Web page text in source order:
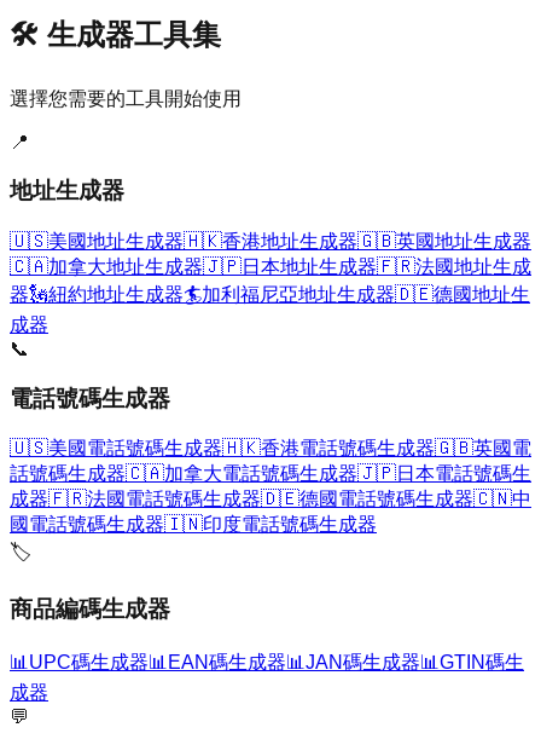
🛠️ 生成器工具集
選擇您需要的工具開始使用
📍
地址生成器
🇺🇸美國地址生成器🇭🇰香港地址生成器🇬🇧英國地址生成器
🇨🇦加拿大地址生成器🇯🇵日本地址生成器🇫🇷法國地址生成
器🗽紐約地址生成器🏄加利福尼亞地址生成器🇩🇪德國地址生
成器
📞
電話號碼生成器
🇺🇸美國電話號碼生成器🇭🇰香港電話號碼生成器🇬🇧英國電
話號碼生成器🇨🇦加拿大電話號碼生成器🇯🇵日本電話號碼生
成器🇫🇷法國電話號碼生成器🇩🇪德國電話號碼生成器🇨🇳中
國電話號碼生成器🇮🇳印度電話號碼生成器
🏷️
商品編碼生成器
📊 UPC碼生成器📊 EAN碼生成器📊 JAN碼生成器📊 GTIN碼生
成器
💬